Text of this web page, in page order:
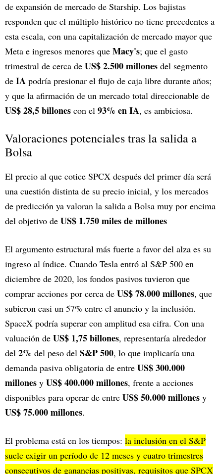
de expansión de mercado de Starship. Los bajistas
responden que el múltiplo histórico no tiene precedentes a
esta escala, con una capitalización de mercado mayor que
Meta e ingresos menores que Macy's; que el gasto
trimestral de cerca de US$ 2.500 millones del segmento
de IA podría presionar el flujo de caja libre durante años;
y que la afirmación de un mercado total direccionable de
US$ 28,5 billones con el 93% en IA, es ambiciosa.
Valoraciones potenciales tras la salida a
Bolsa
El precio al que cotice SPCX después del primer día será
una cuestión distinta de su precio inicial, y los mercados
de predicción ya valoran la salida a Bolsa muy por encima
del objetivo de US$ 1.750 miles de millones
El argumento estructural más fuerte a favor del alza es su
ingreso al índice. Cuando Tesla entró al S&P 500 en
diciembre de 2020, los fondos pasivos tuvieron que
comprar acciones por cerca de US$ 78.000 millones, que
subieron casi un 57% entre el anuncio y la inclusión.
SpaceX podría superar con amplitud esa cifra. Con una
valuación de US$ 1,75 billones, representaría alrededor
del 2% del peso del S&P 500, lo que implicaría una
demanda pasiva obligatoria de entre US$ 300.000
millones y US$ 400.000 millones, frente a acciones
disponibles para operar de entre US$ 50.000 millones y
US$ 75.000 millones.
El problema está en los tiempos: la inclusión en el S&P
suele exigir un período de 12 meses y cuatro trimestres
consecutivos de ganancias positivas, requisitos que SPCX